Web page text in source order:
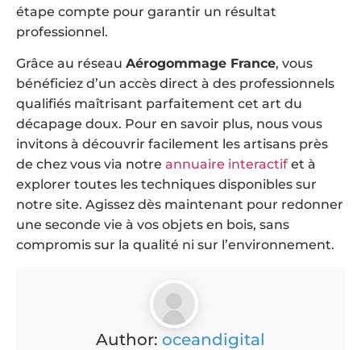
étape compte pour garantir un résultat
professionnel.
Grâce au réseau Aérogommage France, vous
bénéficiez d’un accès direct à des professionnels
qualifiés maîtrisant parfaitement cet art du
décapage doux. Pour en savoir plus, nous vous
invitons à découvrir facilement les artisans près
de chez vous via notre annuaire interactif et à
explorer toutes les techniques disponibles sur
notre site. Agissez dès maintenant pour redonner
une seconde vie à vos objets en bois, sans
compromis sur la qualité ni sur l’environnement.
Author: oceandigital